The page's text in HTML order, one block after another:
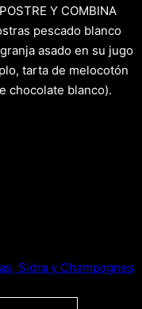
Y COMBINA
pescado blanco
asado en su jugo
tarta de melocotón
chocolate blanco).
Sidra y Champagnes